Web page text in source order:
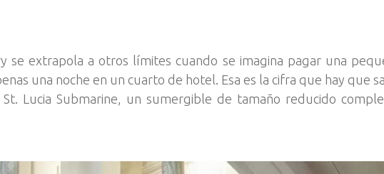
se extrapola a otros límites cuando se imagina pagar una
una noche en un cuarto de hotel. Esa es la cifra que hay que
Lucia Submarine, un sumergible de tamaño reducido